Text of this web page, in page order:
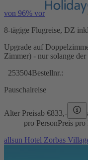
von 96% vor
8-tägige Flugreise, DZ
Upgrade auf
Zimmer) - nur solange
253504Bestellnr.:
Pauschalreise
Alter Preisab €833,-
pro PersonPreis pro
allsun Hotel Zorbas